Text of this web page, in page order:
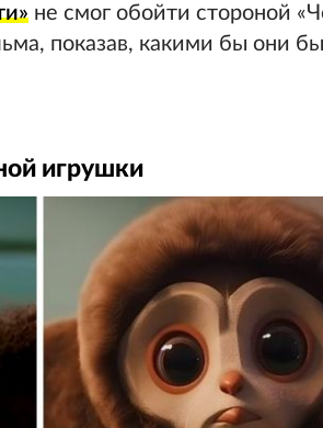
не смог обойти стороной
показав, какими бы они
игрушки